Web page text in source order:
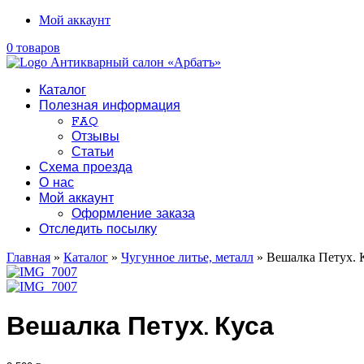
Мой аккаунт
0 товаров
Каталог
Полезная информация
FAQ
Отзывы
Статьи
Схема проезда
О нас
Мой аккаунт
Оформление заказа
Отследить посылку
Главная » Каталог » Чугунное литье, металл » Вешалка Петух.
Вешалка Петух. Куса